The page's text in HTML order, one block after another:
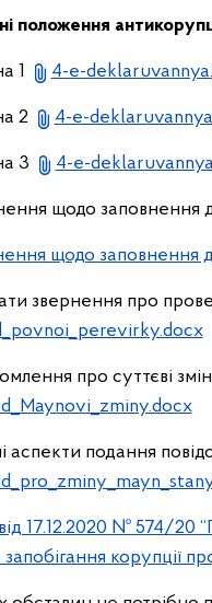
положення
1 4-e-
2 4-e-
3 4-e-
щодо заповнення
щодо заповнення
звернення про
про суттєві
аспекти подання
17.12.2020 № 574/20
запобігання корупції